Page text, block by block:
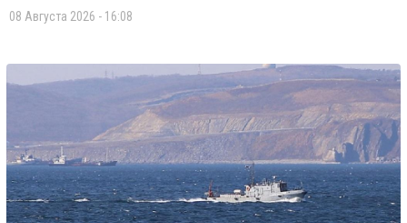
08 Августа 2026 - 16:08